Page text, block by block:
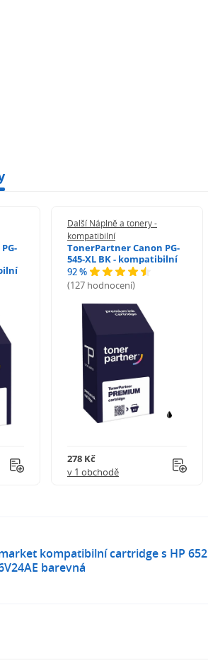
Další Náplně a tonery -
kompatibilní
TonerPartner Canon PG-
545-XL BK - kompatibilní
92 %
(127 hodnocení)
278 Kč
v 1 obchodě
kompatibilní cartridge s HP 652
barevná